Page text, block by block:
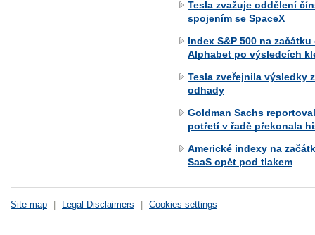
Tesla zvažuje oddělení
spojením se SpaceX
Index S&P 500 na
Alphabet po výsledcích
Tesla zveřejnila výsledky
odhady
Goldman Sachs
potřetí v řadě překonala
Americké indexy na
SaaS opět pod tlakem
Site map Legal Disclaimers Cookies settings